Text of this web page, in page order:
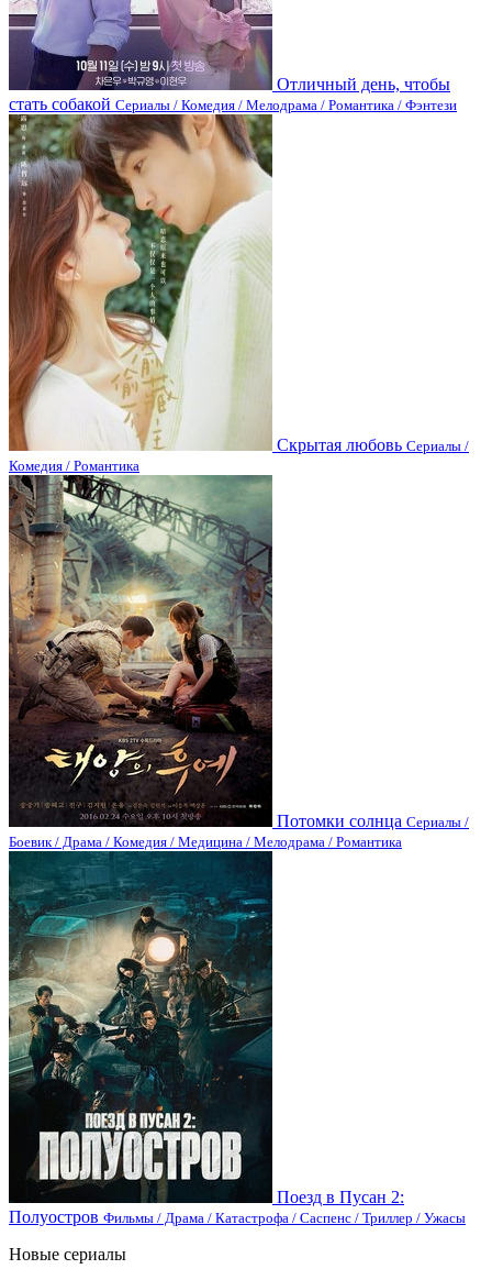
Отличный день, чтобы
стать собакой Сериалы / Комедия / Мелодрама / Романтика / Фэнтези
Скрытая любовь Сериалы /
Комедия / Романтика
Потомки солнца Сериалы /
Боевик / Драма / Комедия / Медицина / Мелодрама / Романтика
Поезд в Пусан 2:
Полуостров Фильмы / Драма / Катастрофа / Саспенс / Триллер / Ужасы
Новые сериалы